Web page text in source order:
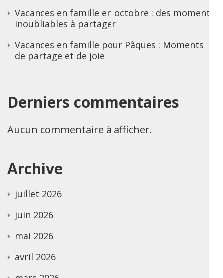
Vacances en famille en octobre : des moments
inoubliables à partager
Vacances en famille pour Pâques : Moments
de partage et de joie
Derniers commentaires
Aucun commentaire à afficher.
Archive
juillet 2026
juin 2026
mai 2026
avril 2026